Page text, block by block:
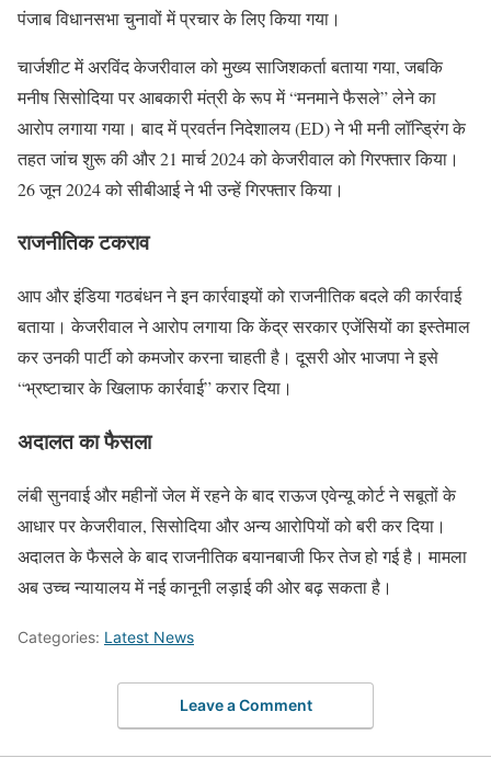
पंजाब विधानसभा चुनावों में प्रचार के लिए किया गया।
चार्जशीट में अरविंद केजरीवाल को मुख्य साजिशकर्ता बताया गया, जबकि
मनीष सिसोदिया पर आबकारी मंत्री के रूप में “मनमाने फैसले” लेने का
आरोप लगाया गया। बाद में प्रवर्तन निदेशालय (ED) ने भी मनी लॉन्ड्रिंग के
तहत जांच शुरू की और 21 मार्च 2024 को केजरीवाल को गिरफ्तार किया।
26 जून 2024 को सीबीआई ने भी उन्हें गिरफ्तार किया।
राजनीतिक टकराव
आप और इंडिया गठबंधन ने इन कार्रवाइयों को राजनीतिक बदले की कार्रवाई
बताया। केजरीवाल ने आरोप लगाया कि केंद्र सरकार एजेंसियों का इस्तेमाल
कर उनकी पार्टी को कमजोर करना चाहती है। दूसरी ओर भाजपा ने इसे
“भ्रष्टाचार के खिलाफ कार्रवाई” करार दिया।
अदालत का फैसला
लंबी सुनवाई और महीनों जेल में रहने के बाद राऊज एवेन्यू कोर्ट ने सबूतों के
आधार पर केजरीवाल, सिसोदिया और अन्य आरोपियों को बरी कर दिया।
अदालत के फैसले के बाद राजनीतिक बयानबाजी फिर तेज हो गई है। मामला
अब उच्च न्यायालय में नई कानूनी लड़ाई की ओर बढ़ सकता है।
Categories: Latest News
Leave a Comment